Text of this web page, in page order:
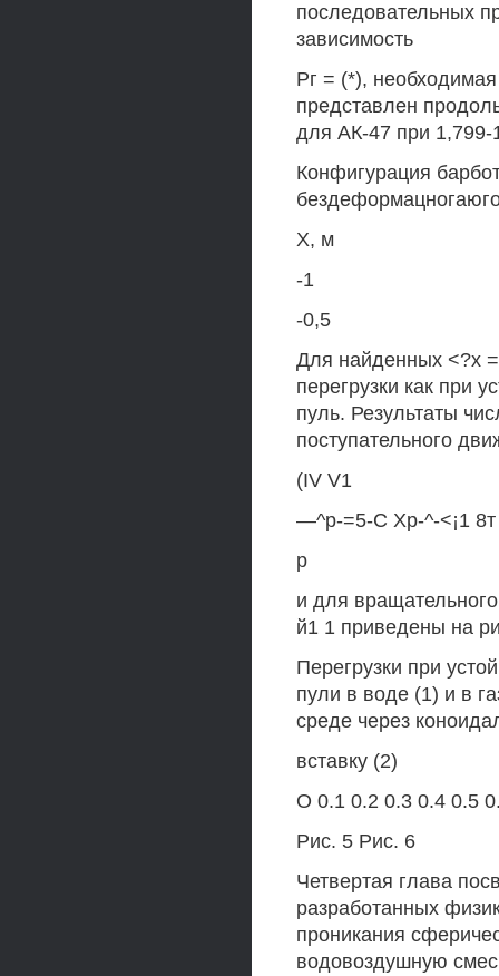
последовательных
зависимость
Рг = (*),
представлен
для АК-47 при 1,799-
Конфигурация
X, м
-1
-0,5
Для найденных <?х
перегрузки как при
пуль. Результаты
поступательного
(IV V1
—^р-=5-С Хр-^-<¡1 8т
р
и для
й1 1 приведены на
Перегрузки при
пули в воде (1) и в
среде через
вставку (2)
О 0.1 0.2 0.3 0.4 0.5
Рис. 5 Рис. 6
Четвертая глава
разработанных
проникания
водовоздушную